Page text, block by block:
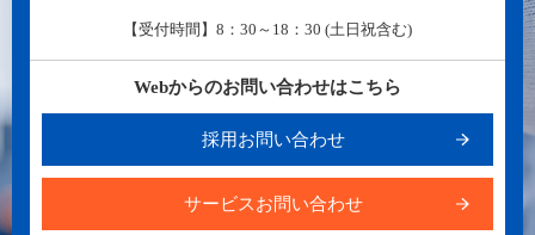
【受付時間】8：30～18：30 (土日祝含む)
Webからのお問い合わせはこちら
採用お問い合わせ
サービスお問い合わせ